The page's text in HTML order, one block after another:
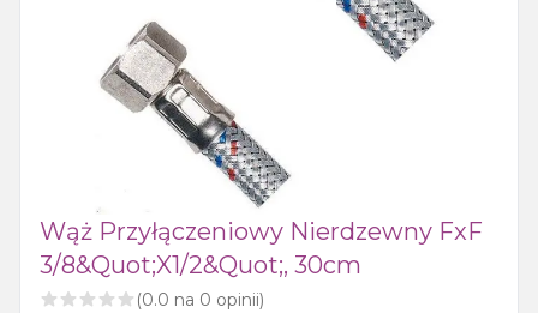
Wąż Przyłączeniowy Nierdzewny FxF
3/8&quot;x1/2&quot;, 30cm
(0.0 na 0 opinii)